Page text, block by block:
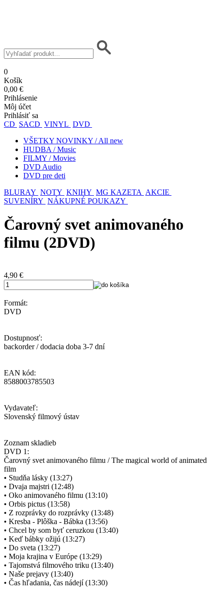
0
Košík
0,00 €
Prihlásenie
Môj účet
Prihlásiť sa
CD SACD VINYL DVD
VŠETKY NOVINKY / All new
HUDBA / Music
FILMY / Movies
DVD Audio
DVD pre deti
BLURAY NOTY KNIHY MG KAZETA AKCIE
SUVENÍRY NÁKUPNÉ POUKAZY
Čarovný svet animovaného
filmu (2DVD)
4,90 €
Formát:
DVD
Dostupnosť:
backorder / dodacia doba 3-7 dní
EAN kód:
8588003785503
Vydavateľ:
Slovenský filmový ústav
Zoznam skladieb
DVD 1:
Čarovný svet animovaného filmu / The magical world of animated
film
• Studňa lásky (13:27)
• Dvaja majstri (12:48)
• Oko animovaného filmu (13:10)
• Orbis pictus (13:58)
• Z rozprávky do rozprávky (13:48)
• Kresba - Plôška - Bábka (13:56)
• Chcel by som byť ceruzkou (13:40)
• Keď bábky ožijú (13:27)
• Do sveta (13:27)
• Moja krajina v Európe (13:29)
• Tajomstvá filmového triku (13:40)
• Naše prejavy (13:40)
• Čas hľadania, čas nádejí (13:30)